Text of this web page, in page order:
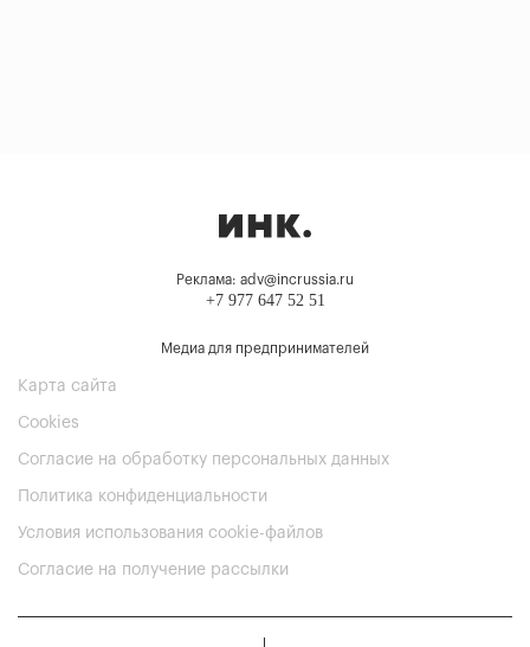
Реклама: adv@incrussia.ru
+7 977 647 52 51
Медиа для предпринимателей
Карта сайта
Cookies
Согласие на обработку персональных данных
Политика конфиденциальности
Условия использования cookie-файлов
Согласие на получение рассылки